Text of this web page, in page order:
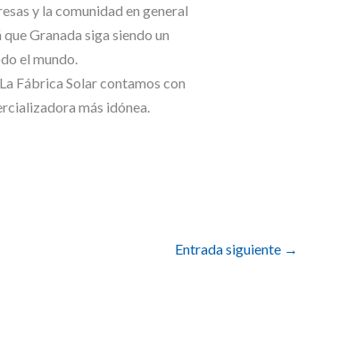
y la comunidad en general
Granada siga siendo un
el mundo.
La Fábrica Solar contamos con
más idónea.
Entrada siguiente →